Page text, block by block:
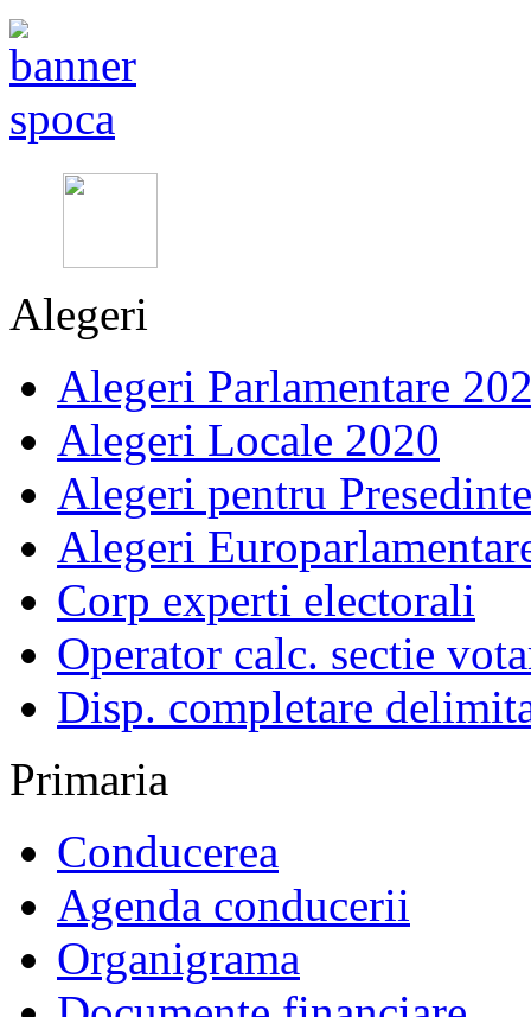
Alegeri
Alegeri Parlamentare
Alegeri Locale 2020
Alegeri pentru
Alegeri
Corp experti electorali
Operator calc. sectie
Disp. completare
Primaria
Conducerea
Agenda conducerii
Organigrama